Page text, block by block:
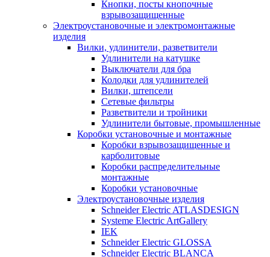
Кнопки, посты кнопочные
взрывозащищенные
Электроустановочные и электромонтажные
изделия
Вилки, удлинители, разветвители
Удлинители на катушке
Выключатели для бра
Колодки для удлинителей
Вилки, штепсели
Сетевые фильтры
Разветвители и тройники
Удлинители бытовые, промышленные
Коробки установочные и монтажные
Коробки взрывозащищенные и
карболитовые
Коробки распределительные
монтажные
Коробки установочные
Электроустановочные изделия
Schneider Electric ATLASDESIGN
Systeme Electric ArtGallery
IEK
Schneider Electric GLOSSA
Schneider Electric BLANCA